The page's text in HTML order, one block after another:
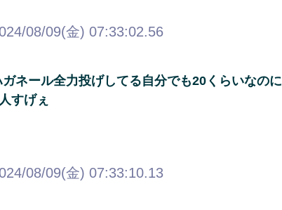
08/09(金) 07:33:02.56
ガネール全力投げしてる自分でも20くらいなのに
すげぇ
08/09(金) 07:33:10.13